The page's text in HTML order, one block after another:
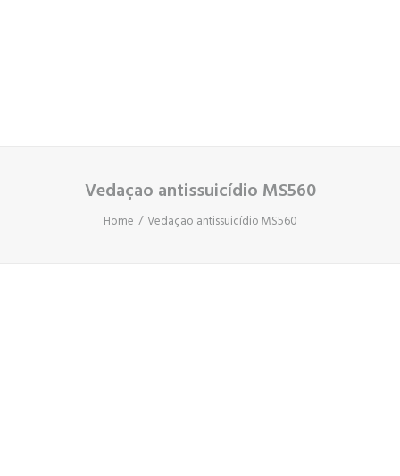
Vedaçao antissuicídio MS560
Home Vedaçao antissuicídio MS560